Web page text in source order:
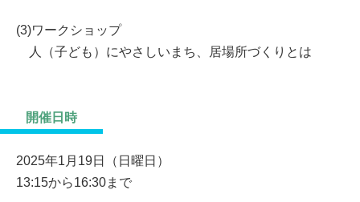
(3)ワークショップ
人（子ども）にやさしいまち、居場所づくりとは
開催日時
2025年1月19日（日曜日）
13:15から16:30まで